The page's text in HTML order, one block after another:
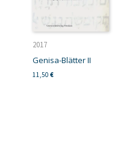
2017
Genisa-Blätter II
11,50 €